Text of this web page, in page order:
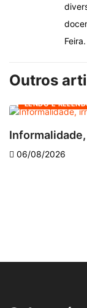
Feira.
Outros
LENDO E
06/08/2026